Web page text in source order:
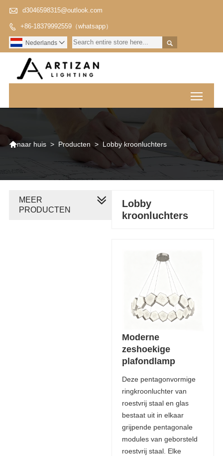
 d3046598315@outlook.com
 +86-18379992559（whatsapp）

Nederlands 
naar huis > Producten > Lobby kroonluchters
Lobby
kroonluchters
Moderne
zeshoekige
plafondlamp
Deze pentagonvormige
ringkroonluchter van
roestvrij staal en glas
bestaat uit in elkaar
grijpende pentagonale
modules van geborsteld
roestvrij staal. Elke
MEER
PRODUCTEN